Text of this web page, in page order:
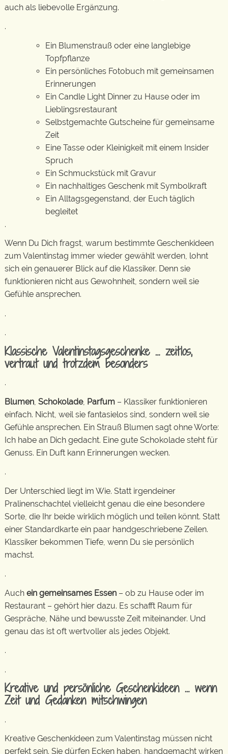
auch als liebevolle Ergänzung.
.
Ein Blumenstrauß oder eine langlebige
Topfpflanze
Ein persönliches Fotobuch mit gemeinsamen
Erinnerungen
Ein Candle Light Dinner zu Hause oder im
Lieblingsrestaurant
Selbstgemachte Gutscheine für gemeinsame
Zeit
Eine Tasse oder Kleinigkeit mit einem Insider
Spruch
Ein Schmuckstück mit Gravur
Ein nachhaltiges Geschenk mit Symbolkraft
Ein Alltagsgegenstand, der Euch täglich
begleitet
.
Wenn Du Dich fragst, warum bestimmte Geschenkideen
zum Valentinstag immer wieder gewählt werden, lohnt
sich ein genauerer Blick auf die Klassiker. Denn sie
funktionieren nicht aus Gewohnheit, sondern weil sie
Gefühle ansprechen.
.
.
Klassische Valentinstagsgeschenke … zeitlos,
vertraut und trotzdem besonders
.
Blumen Schokolade, Parfum – Klassiker funktionieren
einfach. Nicht, weil sie fantasielos sind, sondern weil sie
Gefühle ansprechen. Ein Strauß Blumen sagt ohne Worte:
Ich habe an Dich gedacht. Eine gute Schokolade steht für
Genuss. Ein Duft kann Erinnerungen wecken.
.
Der Unterschied liegt im Wie. Statt irgendeiner
Pralinenschachtel vielleicht genau die eine besondere
Sorte, die Ihr beide wirklich möglich und teilen könnt. Statt
einer Standardkarte ein paar handgeschriebene Zeilen.
Klassiker bekommen Tiefe, wenn Du sie persönlich
machst.
.
Auch ein gemeinsames Essen – ob zu Hause oder im
Restaurant – gehört hier dazu. Es schafft Raum für
Gespräche, Nähe und bewusste Zeit miteinander. Und
genau das ist oft wertvoller als jedes Objekt.
.
.
Kreative und persönliche Geschenkideen … wenn
Zeit und Gedanken mitschwingen
.
Kreative Geschenkideen zum Valentinstag müssen nicht
perfekt sein. Sie dürfen Ecken haben, handgemacht wirken